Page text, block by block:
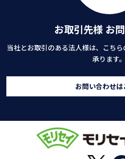
お取引先様 お
当社とお取引のある法人様は、こち
承ります。
お問い合わせは